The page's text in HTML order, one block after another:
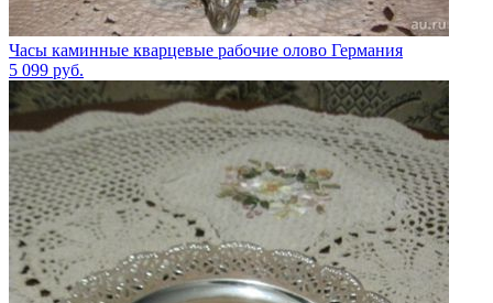
Часы каминные кварцевые рабочие олово Германия
5 099 руб.